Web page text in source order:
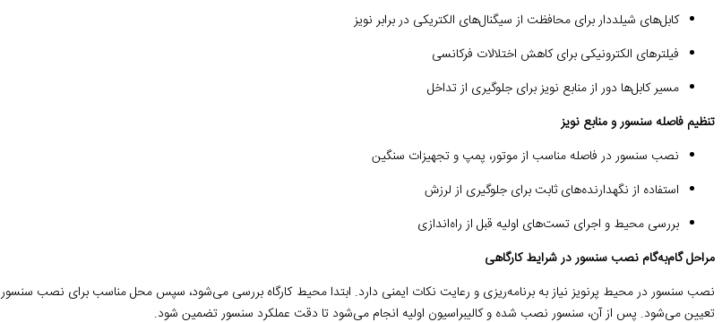
کابل‌های شیلددار برای محافظت از سیگنال‌های الکتریکی در برابر نویز
فیلترهای الکترونیکی برای کاهش اختلالات فرکانسی
مسیر کابل‌ها دور از منابع نویز برای جلوگیری از تداخل
تنظیم فاصله سنسور و منابع نویز
نصب سنسور در فاصله مناسب از موتور، پمپ و تجهیزات سنگین
استفاده از نگهدارنده‌های ثابت برای جلوگیری از لرزش
بررسی محیط و اجرای تست‌های اولیه قبل از راه‌اندازی
مراحل گام‌به‌گام نصب سنسور در شرایط کارگاهی
نصب سنسور در محیط پرنویز نیاز به برنامه‌ریزی و رعایت نکات ایمنی دارد. ابتدا محیط کارگاه بررسی می‌شود، سپس محل مناسب برای نصب سنسور
تعیین می‌شود. پس از آن، سنسور نصب شده و کالیبراسیون اولیه انجام می‌شود تا دقت عملکرد سنسور تضمین شود.